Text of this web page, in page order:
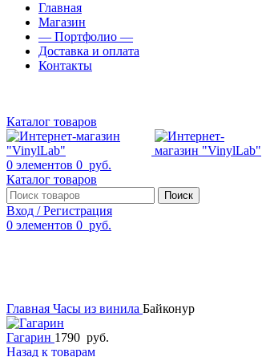
Главная
Магазин
— Портфолио —
Доставка и оплата
Контакты
Каталог товаров
0 элементов 0 руб.
Каталог товаров
Поиск
Вход / Регистрация
0 элементов 0 руб.
Главная Часы из винила Байконур
Гагарин 1790 руб.
Назад к товарам